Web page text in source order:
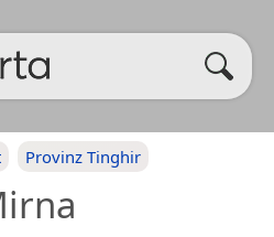
Provinz Tinghir